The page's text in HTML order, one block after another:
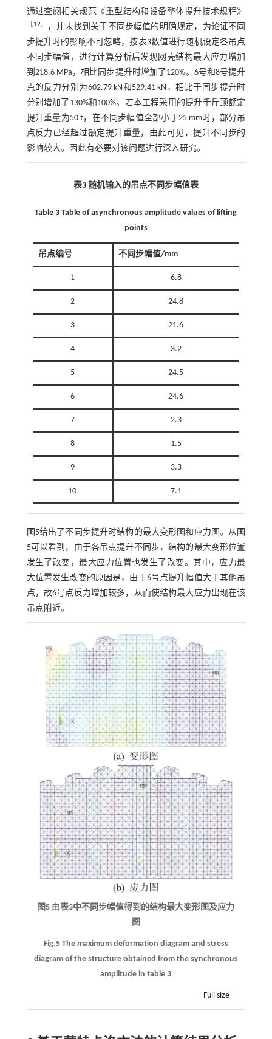
通过查阅相关规范《重型结构和设备整体提升技术规程》
12
，并未找到关于不同步幅值的明确规定，为论证不同
步提升时的影响不可忽略，按表3数值进行随机设定各吊点
不同步幅值，进行计算分析后发现网壳结构最大应力增加
到218.6 MPa，相比同步提升时增加了120%。6号和8号提升
点的反力分别为602.79 kN和529.41 kN，相比于同步提升时
分别增加了130%和100%。若本工程采用的提升千斤顶额定
提升重量为50 t，在不同步幅值全部小于25 mm时，部分吊
点反力已经超过额定提升重量，由此可见，提升不同步的
影响较大。因此有必要对该问题进行深入研究。
表3 随机输入的吊点不同步幅值表
Table 3 Table of asynchronous amplitude values of lifting
points
吊点编号 不同步幅值/mm
1 6.8
2 24.8
3 21.6
4 3.2
5 24.5
6 24.6
7 2.3
8 1.5
9 3.3
10 7.1
图5给出了不同步提升时结构的最大变形图和应力图。从图
5可以看到，由于各吊点提升不同步，结构的最大变形位置
发生了改变，最大应力位置也发生了改变。其中，应力最
大位置发生改变的原因是，由于6号点提升幅值大于其他吊
点，故6号点反力增加较多，从而使结构最大应力出现在该
吊点附近。
图5 由表3中不同步幅值得到的结构最大变形图及应力
图
Fig.5 The maximum deformation diagram and stress
diagram of the structure obtained from the synchronous
amplitude in table 3
Full size